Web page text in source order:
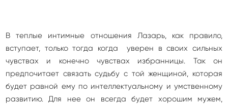
В теплые интимные отношения Лазарь, как правило,
вступает, только тогда когда уверен в своих сильных
чувствах и конечно чувствах избранницы. Так он
предпочитает связать судьбу с той женщиной, которая
будет равной ему по интеллектуальному и умственному
развитию. Для нее он всегда будет хорошим мужем,